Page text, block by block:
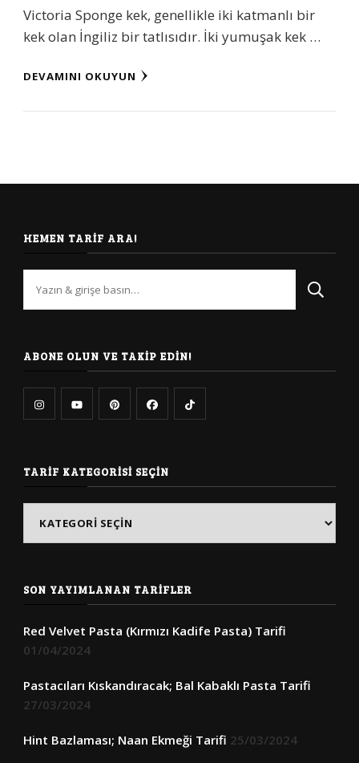
Victoria Sponge kek, genellikle iki katmanlı bir
kek olan İngiliz bir tatlısıdır. İki yumuşak kek …
DEVAMINI OKUYUN
HEMEN TARIF ARA!
arıyorsunuz?
ABONE OLUN VE TAKIP EDIN!
TARIF KATEGORISI SEÇIN
SON YAYIMLANAN TARIFLER
Red Velvet Pasta (Kırmızı Kadife Pasta) Tarifi
01/04/2024
Pastacıları Kıskandıracak; Bal Kabaklı Pasta Tarifi
27/03/2024
Hint Bazlaması; Naan Ekmeği Tarifi 25/03/2024